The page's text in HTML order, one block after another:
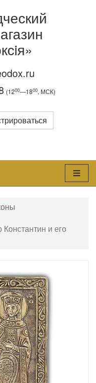
(1200—1800, МСК)
и его